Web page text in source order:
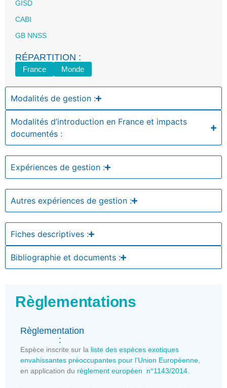
GISD
CABI
GB NNSS
RÉPARTITION :
France Monde
Modalités de gestion :
Modalités d’introduction en France et impacts
documentés :
Expériences de gestion :
Autres expériences de gestion :
Fiches descriptives :
Bibliographie et documents :
Règlementations
Règlementation
:
Espèce inscrite sur la liste des espèces exotiques
envahissantes préoccupantes pour l’Union Européenne
en application du règlement européen n°1143/2014.